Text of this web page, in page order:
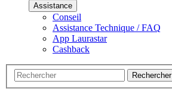
Assistance
Conseil
Assistance Technique / FAQ
App Laurastar
Cashback
Rechercher